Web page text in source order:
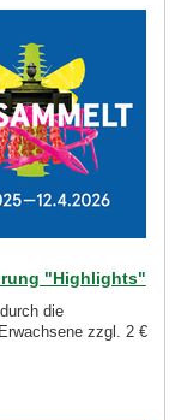
"Highlights"
die
zzgl. 2 €